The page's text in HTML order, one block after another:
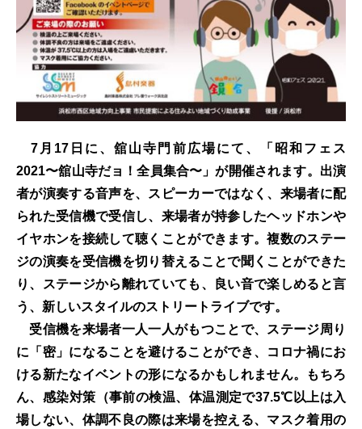
7月17日に、舘山寺門前広場にて、「昭和フェス
2021〜舘山寺だョ！全員集合〜」が開催されます。出演
者が演奏する音声を、スピーカーではなく、来場者に配
られた受信機で受信し、来場者が持参したヘッドホンや
イヤホンを接続して聴くことができます。複数のステー
ジの演奏を受信機を切り替えることで聞くことができた
り、ステージから離れていても、良い音で楽しめると言
う、新しいスタイルのストリートライブです。
受信機を来場者一人一人がもつことで、ステージ周り
に「密」になることを避けることができ、コロナ禍にお
ける新たなイベントの形になるかもしれません。もちろ
ん、感染対策（事前の検温、体温測定で37.5℃以上は入
場しない、体調不良の際は来場を控える、マスク着用の